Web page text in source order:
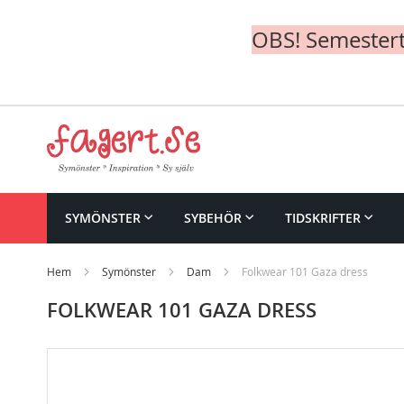
OBS!
Content
SYMÖNSTER SYBEHÖR TIDSKRIFTER
Hem Symönster Dam Folkwear 101 Gaza dress
FOLKWEAR 101 GAZA DRESS